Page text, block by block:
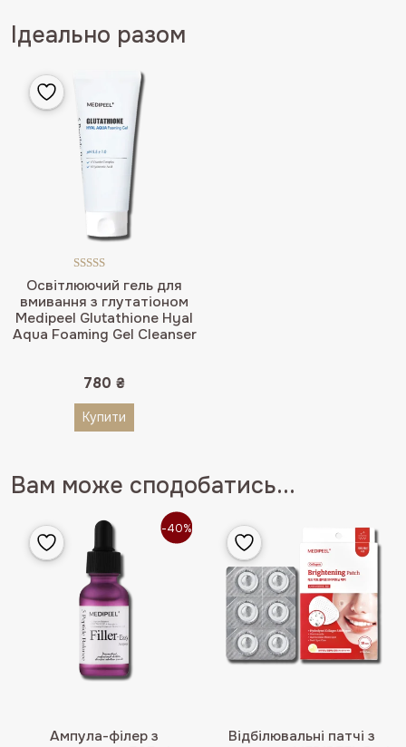
Ідеально разом
Освітлюючий гель для
вмивання з глутатіоном
Medipeel Glutathione Hyal
Aqua Foaming Gel Cleanser
Оцінено в
5.00з 5
780 ₴
Купити
Вам може сподобатись...
-40%
Ампула-філер з
Відбілювальні патчі з